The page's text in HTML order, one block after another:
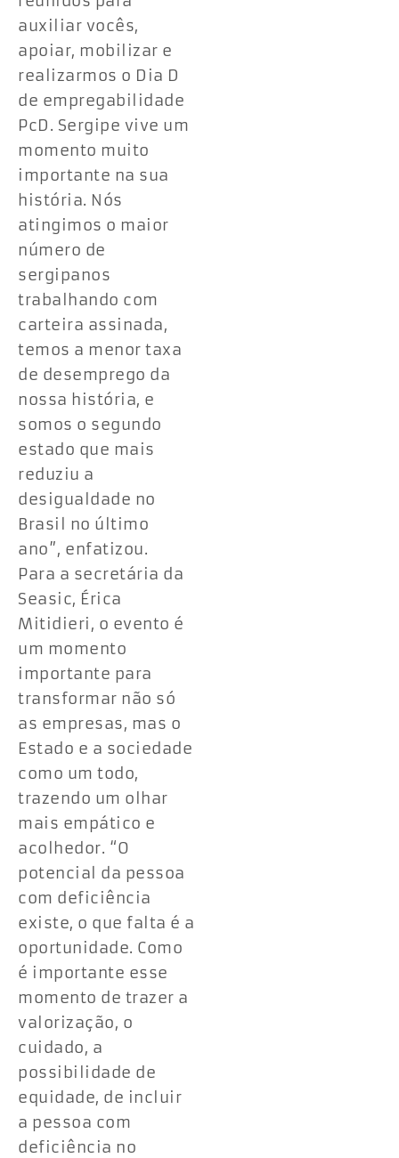
auxiliar vocês,
apoiar, mobilizar e
realizarmos o Dia D
de empregabilidade
PcD. Sergipe vive um
momento muito
importante na sua
história. Nós
atingimos o maior
número de
sergipanos
trabalhando com
carteira assinada,
temos a menor taxa
de desemprego da
nossa história, e
somos o segundo
estado que mais
reduziu a
desigualdade no
Brasil no último
ano”, enfatizou.
Para a secretária da
Seasic, Érica
Mitidieri, o evento é
um momento
importante para
transformar não só
as empresas, mas o
Estado e a sociedade
como um todo,
trazendo um olhar
mais empático e
acolhedor. “O
potencial da pessoa
com deficiência
existe, o que falta é a
oportunidade. Como
é importante esse
momento de trazer a
valorização, o
cuidado, a
possibilidade de
equidade, de incluir
a pessoa com
deficiência no